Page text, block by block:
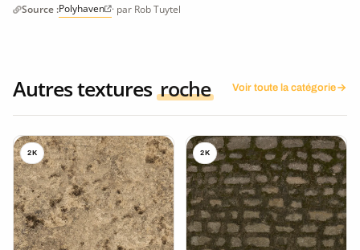
Source :Polyhaven · par Rob Tuytel
Autres textures roche Voir toute la catégorie
2K 2K